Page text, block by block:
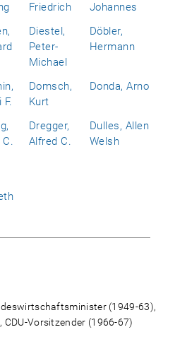
Friedrich
Johannes
Diestel,
Peter-
Michael
Döbler,
Hermann
F.
Domsch,
Kurt
Donda, Arno
Dregger,
Alfred C.
Dulles, Allen
Welsh
(1949-63),
Vorsitzender (1966-67)